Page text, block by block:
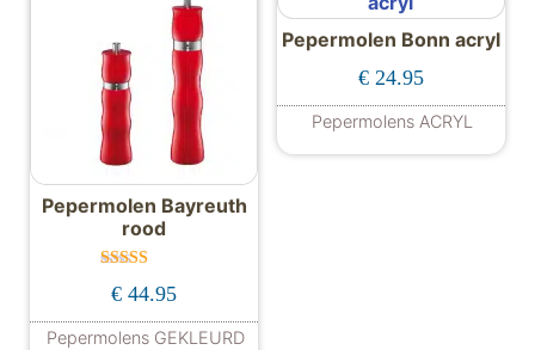
Pepermolen Bayreuth
rood
d
uit 5
€ 44.95
Pepermolens GEKLEURD
Pepermolen Bonn acryl
€24.95
Pepermolens ACRYL
Dit product